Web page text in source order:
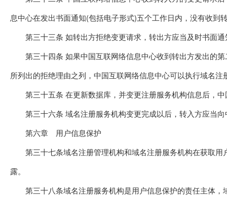
息中心在发出书面通知(包括电子形式)五个工作日内，没有收
第三十三条 如转出方拒绝变更请求，转出方应当及时书面通
第三十四条 如果中国互联网络信息中心收到转出方发出的第
所列出的拒绝理由之列，中国互联网络信息中心可以执行域名注
第三十五条 在更新数据库，并变更注册服务机构信息后，中
第三十六条 域名注册服务机构变更完成以后，转入方应当向
第六章 用户信息保护
第三十七条域名注册管理机构和域名注册服务机构在获取用
露。
第三十八条域名注册服务机构是用户信息保护的责任主体，